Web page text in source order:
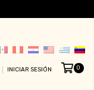
INICIAR SESIÓN 0